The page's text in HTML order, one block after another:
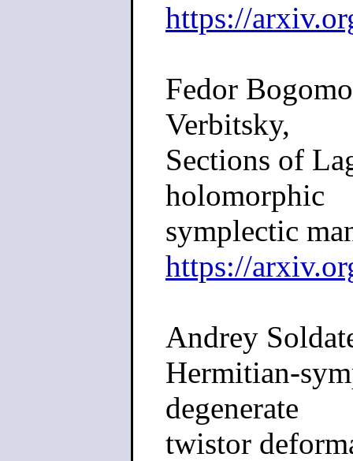
https://
Fedor
Verbitsky,
Sections of
holomorphic
symplectic
https://
Andrey
Hermitian-
degenerate
twistor